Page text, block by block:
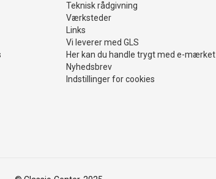
Teknisk rådgivning
Værksteder
Links
Vi leverer med GLS
Her kan du handle trygt med e-mærket
Nyhedsbrev
Indstillinger for cookies